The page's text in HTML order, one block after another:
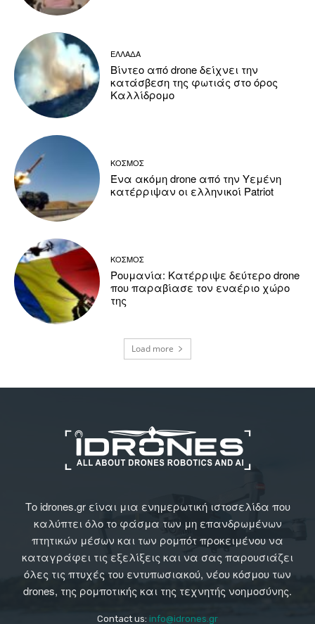
ΕΛΛΑΔΑ
Βίντεο από drone δείχνει την
κατάσβεση της φωτιάς στο όρος
Καλλίδρομο
ΚΟΣΜΟΣ
Ένα ακόμη drone από την Υεμένη
κατέρριψαν οι ελληνικοί Patriot
ΚΟΣΜΟΣ
Ρουμανία: Κατέρριψε δεύτερο drone
που παραβίασε τον εναέριο χώρο
της
Load more
Το idrones.gr είναι μια ενημερωτική ιστοσελίδα που
καλύπτει όλο το φάσμα των μη επανδρωμένων
πτητικών μέσων και των ρομπότ προκειμένου να
καταγράφει τις εξελίξεις και να σας παρουσιάζει
όλες τις πτυχές του εντυπωσιακού, νέου κόσμου των
drones, της ρομποτικής και της τεχνητής νοημοσύνης.
Contact us: info@idrones.gr